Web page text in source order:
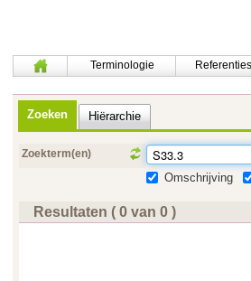
Terminologie
Zoeken Hiërarchie
Zoekterm(en)
Omschrijving
Resultaten ( 0 van 0 )